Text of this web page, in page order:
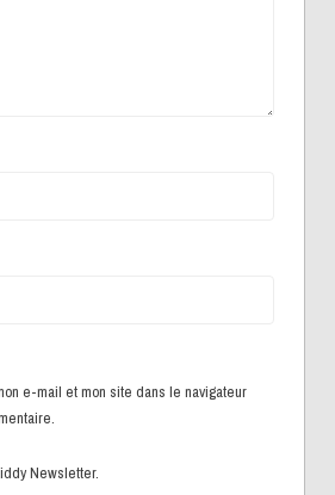
e-mail et mon site dans le navigateur
Newsletter.